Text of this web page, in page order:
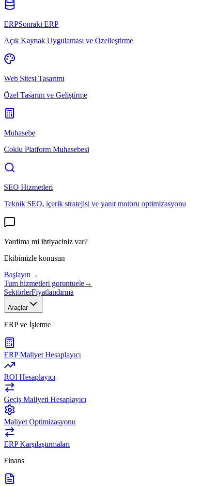
ERPSonraki ERP
Açık Kaynak Uygulaması ve Özelleştirme
Web Sitesi Tasarımı
Özel Tasarım ve Geliştirme
Muhasebe
Coklu Platform Muhasebesi
SEO Hizmetleri
Teknik SEO, içerik stratejisi ve yanıt motoru optimizasyonu
Yardima mi ihtiyaciniz var?
Ekibimizle konusun
Başlayın →
Tum hizmetleri goruntuele→
SektörlerFiyatlandırma
Araçlar
ERP ve İşletme
ERP Maliyet Hesaplayıcı
ROI Hesaplayıcı
Geçiş Maliyeti Hesaplayıcı
Maliyet Optimizasyonu
ERP Karşılaştırmaları
Finans